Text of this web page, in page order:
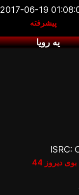
2017-06-19
پیشرفته
یه رویا
ISRC:
بوی دیروز 44